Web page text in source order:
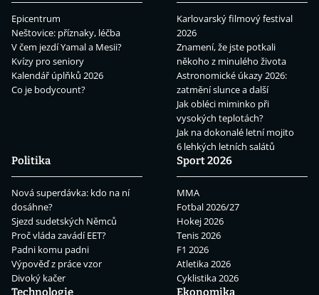
Epicentrum
Neštovice: příznaky, léčba
V čem jezdí Yamal a Mesii?
Kvízy pro seniory
Kalendář úplňků 2026
Co je bodycount?
Karlovarský filmový festival
2026
Znamení, že jste potkali
někoho z minulého života
Astronomické úkazy 2026:
zatmění slunce a další
Jak obléci miminko při
vysokých teplotách?
Jak na dokonalé letní mojito
6 lehkých letních salátů
Politika
Nová superdávka: kdo na ní
dosáhne?
Sjezd sudetských Němců
Proč vláda zavádí EET?
Padni komu padni
Výpověď z práce vzor
Divoký kačer
Sport 2026
MMA
Fotbal 2026/27
Hokej 2026
Tenis 2026
F1 2026
Atletika 2026
Cyklistika 2026
Technologie
Ekonomika